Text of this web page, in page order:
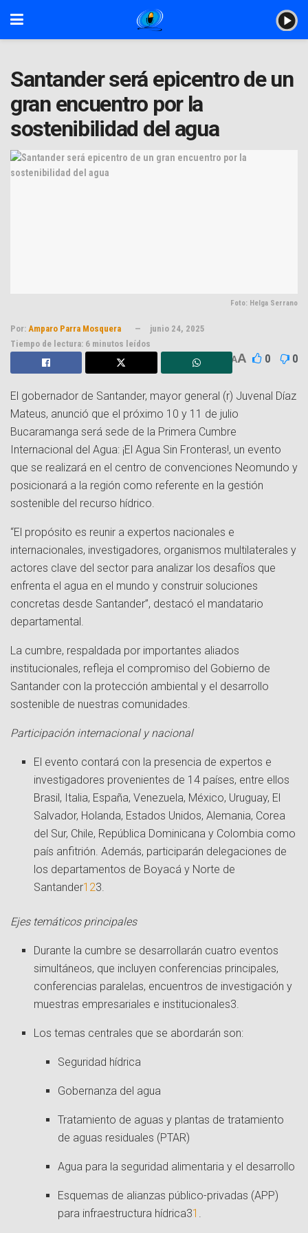
Santander será epicentro de un
gran encuentro por la
sostenibilidad del agua
Foto: Helga Serrano
Por: Amparo Parra Mosquera
junio 24, 2025
Tiempo de lectura: 6 minutos leídos
AA 0 0
El gobernador de Santander, mayor general (r) Juvenal Díaz
Mateus, anunció que el próximo 10 y 11 de julio
Bucaramanga será sede de la Primera Cumbre
Internacional del Agua: ¡El Agua Sin Fronteras!, un evento
que se realizará en el centro de convenciones Neomundo y
posicionará a la región como referente en la gestión
sostenible del recurso hídrico.
“El propósito es reunir a expertos nacionales e
internacionales, investigadores, organismos multilaterales y
actores clave del sector para analizar los desafíos que
enfrenta el agua en el mundo y construir soluciones
concretas desde Santander”, destacó el mandatario
departamental.
La cumbre, respaldada por importantes aliados
institucionales, refleja el compromiso del Gobierno de
Santander con la protección ambiental y el desarrollo
sostenible de nuestras comunidades.
Participación internacional y nacional
El evento contará con la presencia de expertos e
investigadores provenientes de 14 países, entre ellos
Brasil, Italia, España, Venezuela, México, Uruguay, El
Salvador, Holanda, Estados Unidos, Alemania, Corea
del Sur, Chile, República Dominicana y Colombia como
país anfitrión. Además, participarán delegaciones de
los departamentos de Boyacá y Norte de
Santander1 23
Ejes temáticos principales
Durante la cumbre se desarrollarán cuatro eventos
simultáneos, que incluyen conferencias principales,
conferencias paralelas, encuentros de investigación y
muestras empresariales e institucionales3
Los temas centrales que se abordarán son:
Seguridad hídrica
Gobernanza del agua
Tratamiento de aguas y plantas de tratamiento
de aguas residuales (PTAR)
Agua para la seguridad alimentaria y el desarrollo
Esquemas de alianzas público-privadas (APP)
para infraestructura hídrica31